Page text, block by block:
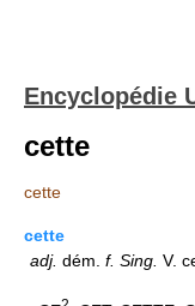
Encyclopédie
cette
cette
cette
adj. dém. f. Sing. V.